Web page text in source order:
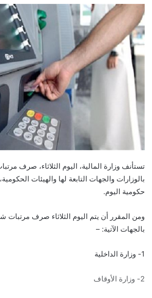
تستأنف وزارة المالية، اليوم الثلاثاء، صرف
حكومية اليوم.
ومن المقرر أن يتم اليوم الثلاثاء صرف مرتبات
بالجهات الآتية: –
1- وزارة الداخلية
2- وزارة الأوقاف